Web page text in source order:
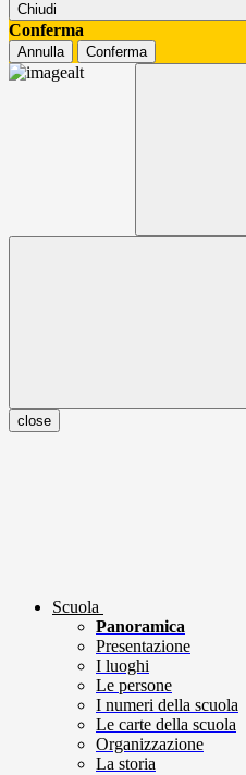
Chiudi
Conferma
Annulla Conferma
close
Scuola
Panoramica
Presentazione
I luoghi
Le persone
I numeri della scuola
Le carte della scuola
Organizzazione
La storia